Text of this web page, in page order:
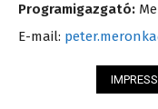
Programigazgató:
E-mail: